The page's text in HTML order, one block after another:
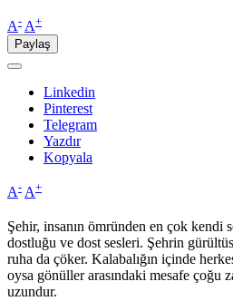
A- A+
Paylaş
Linkedin
Pinterest
Telegram
Yazdır
Kopyala
A- A+
Şehir, insanın ömründen en çok kendi
dostluğu ve dost sesleri. Şehrin
ruha da çöker. Kalabalığın içinde
oysa gönüller arasındaki mesafe çoğu
uzundur.